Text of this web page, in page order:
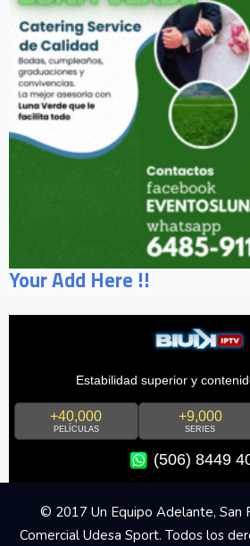
Your Add Here !!
Estabilidad superior y
+40,000
PELÍCULAS
+9,000
SERIES
(506) 8449
© 2017 Un Equipo Adelante, San
Comercial Udesa Sport. Todos los